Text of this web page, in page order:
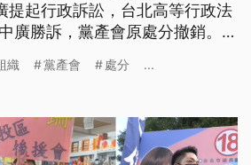
提起行政訴訟，台北高等行政法
廣勝訴，黨產會原處分撤銷。前
織 黨產會 處分 ...